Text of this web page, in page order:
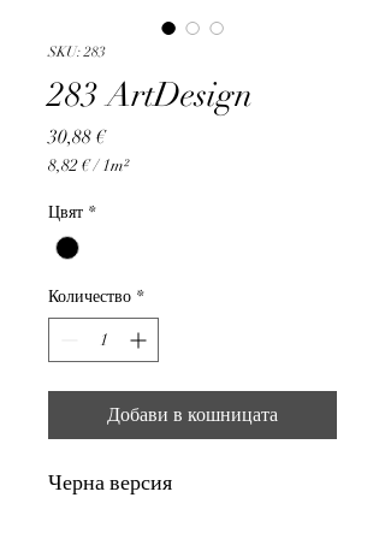
SKU: 283
283 ArtDesign
30,88 €Цена
8,82 €/1m²
на
Квадратен
Цвят *
Количество *
Добави в кошницата
Черна версия